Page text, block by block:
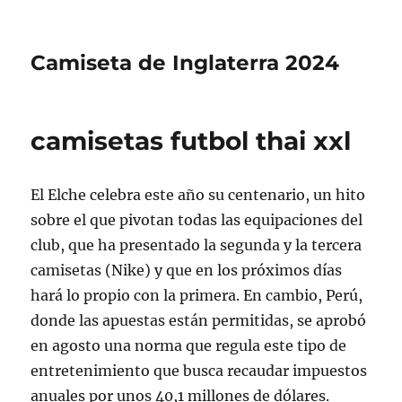
Camiseta de Inglaterra 2024
camisetas futbol thai xxl
El Elche celebra este año su centenario, un hito
sobre el que pivotan todas las equipaciones del
club, que ha presentado la segunda y la tercera
camisetas (Nike) y que en los próximos días
hará lo propio con la primera. En cambio, Perú,
donde las apuestas están permitidas, se aprobó
en agosto una norma que regula este tipo de
entretenimiento que busca recaudar impuestos
anuales por unos 40,1 millones de dólares.